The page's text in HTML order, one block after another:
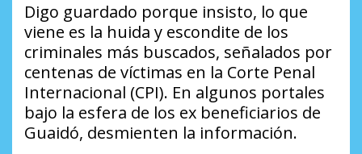
Digo guardado porque insisto, lo que
viene es la huida y escondite de los
criminales más buscados, señalados por
centenas de víctimas en la Corte Penal
Internacional (CPI). En algunos portales
bajo la esfera de los ex beneficiarios de
Guaidó, desmienten la información.